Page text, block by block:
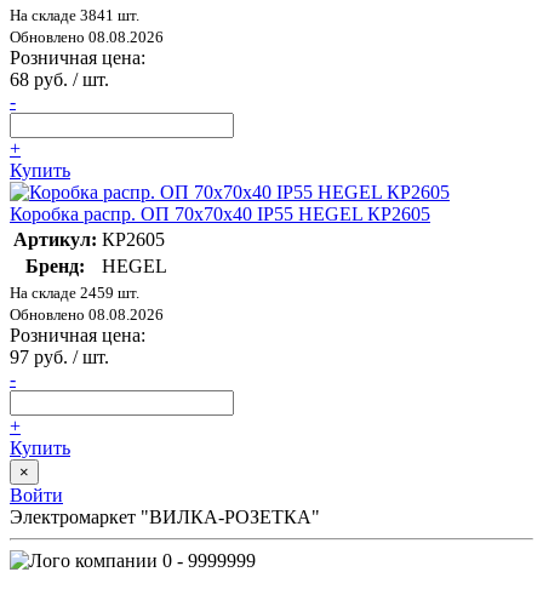
На складе 3841 шт.
Обновлено 08.08.2026
Розничная цена:
68 руб. / шт.
-
+
Купить
Коробка распр. ОП 70х70х40 IP55 HEGEL КР2605
Артикул: КР2605
Бренд:
HEGEL
На складе 2459 шт.
Обновлено 08.08.2026
Розничная цена:
97 руб. / шт.
-
+
Купить
×
Войти
Электромаркет "ВИЛКА-РОЗЕТКА"
0 - 9999999